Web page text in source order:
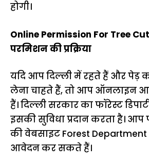
होगी।
Online Permission For Tree
परमिशन की प्रक्रिया
यदि आप दिल्ली में रहते हैं और पेड़
लेना चाहते हैं, तो आप ऑनलाइन
हैं। दिल्ली सरकार का फॉरेस्ट
इसकी सुविधा प्रदान करता है। आप
की वेबसाइट Forest
आवेदन कर सकते हैं।